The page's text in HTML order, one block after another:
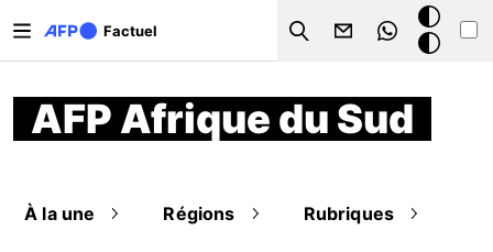
Factuel
Search
Mode
sombre
AFP Afrique du Sud
À la une Régions Rubriques